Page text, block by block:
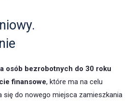
osób bezrobotnych do 30 roku
finansowe, które ma na celu
się do nowego miejsca zamieszkania